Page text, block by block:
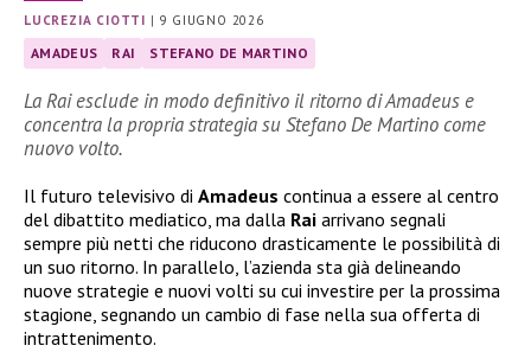
LUCREZIA CIOTTI | 9 GIUGNO 2026
AMADEUS RAI STEFANO DE MARTINO
La Rai esclude in modo definitivo il ritorno di Amadeus e
concentra la propria strategia su Stefano De Martino come
nuovo volto.
Il futuro televisivo di Amadeus continua a essere al centro
del dibattito mediatico, ma dalla Rai arrivano segnali
sempre più netti che riducono drasticamente le possibilità di
un suo ritorno. In parallelo, l’azienda sta già delineando
nuove strategie e nuovi volti su cui investire per la prossima
stagione, segnando un cambio di fase nella sua offerta di
intrattenimento.